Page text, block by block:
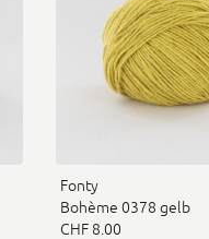
Fonty
Bohème 0378 gelb
CHF 8.00